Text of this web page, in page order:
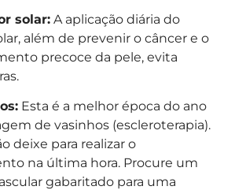
solar: A aplicação diária do
além de prevenir o câncer e o
precoce da pele, evita
Esta é a melhor época do ano
de vasinhos (escleroterapia).
deixe para realizar o
na última hora. Procure um
gabaritado para uma